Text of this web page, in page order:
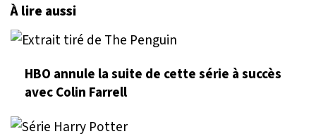
À lire aussi
HBO annule la suite de cette série à succès
avec Colin Farrell